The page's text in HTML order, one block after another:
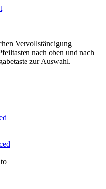
Vervollständigung
nach oben und nach
zur Auswahl.